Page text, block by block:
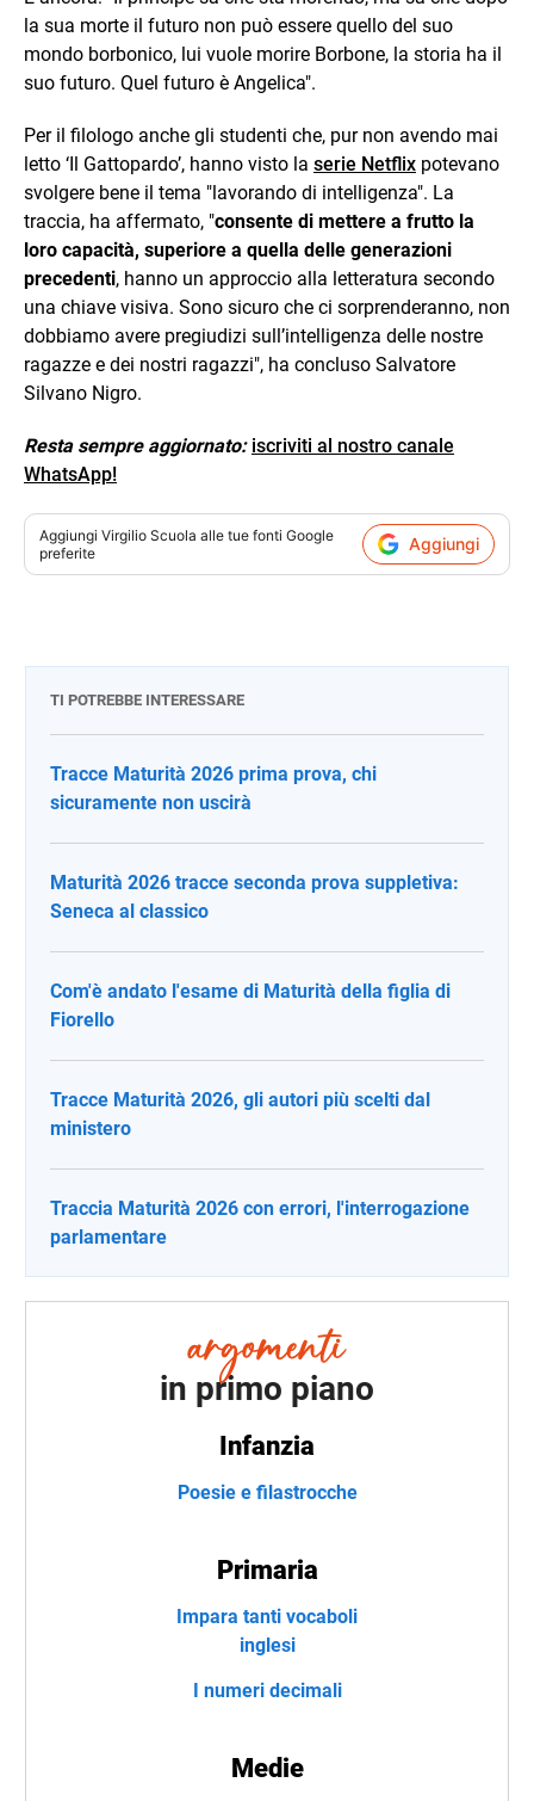
la sua morte il futuro non può essere quello del suo
mondo borbonico, lui vuole morire Borbone, la storia ha il
suo futuro. Quel futuro è Angelica".
Per il filologo anche gli studenti che, pur non avendo mai
letto ‘Il Gattopardo’, hanno visto la serie Netflix potevano
svolgere bene il tema "lavorando di intelligenza". La
traccia, ha affermato, "consente di mettere a frutto la
loro capacità, superiore a quella delle generazioni
precedenti, hanno un approccio alla letteratura secondo
una chiave visiva. Sono sicuro che ci sorprenderanno, non
dobbiamo avere pregiudizi sull’intelligenza delle nostre
ragazze e dei nostri ragazzi", ha concluso Salvatore
Silvano Nigro.
Resta sempre aggiornato: iscriviti al nostro canale
WhatsApp!
Aggiungi Virgilio Scuola alle tue fonti Google
preferite
Aggiungi
TI POTREBBE INTERESSARE
Tracce Maturità 2026 prima prova, chi
sicuramente non uscirà
Maturità 2026 tracce seconda prova suppletiva:
Seneca al classico
Com'è andato l'esame di Maturità della figlia di
Fiorello
Tracce Maturità 2026, gli autori più scelti dal
ministero
Traccia Maturità 2026 con errori, l'interrogazione
parlamentare
in primo piano
Infanzia
Poesie e filastrocche
Primaria
Impara tanti vocaboli
inglesi
I numeri decimali
Medie